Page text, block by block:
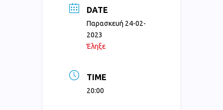
DATE
Παρασκευή 24-02-
2023
Έληξε
TIME
20:00